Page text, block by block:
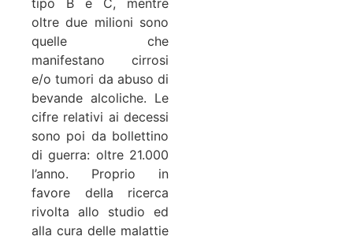
tipo B e C, mentre
oltre due milioni sono
quelle che
manifestano cirrosi
e/o tumori da abuso di
bevande alcoliche. Le
cifre relativi ai decessi
sono poi da bollettino
di guerra: oltre 21.000
l’anno. Proprio in
favore della ricerca
rivolta allo studio ed
alla cura delle malattie